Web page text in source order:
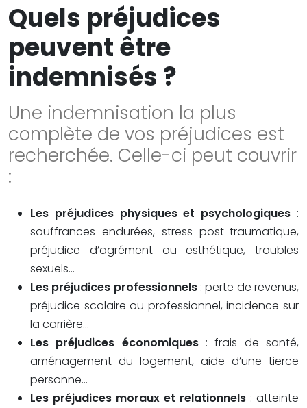
Quels préjudices
peuvent être
indemnisés ?
Une indemnisation la plus
complète de vos préjudices est
recherchée. Celle-ci peut couvrir
:
Les préjudices physiques et psychologiques :
souffrances endurées, stress post-traumatique,
préjudice d’agrément ou esthétique, troubles
sexuels…
Les préjudices professionnels: perte de revenus,
préjudice scolaire ou professionnel, incidence sur
la carrière…
Les préjudices économiques: frais de santé,
aménagement du logement, aide d’une tierce
personne…
Les préjudices moraux et relationnels : atteinte